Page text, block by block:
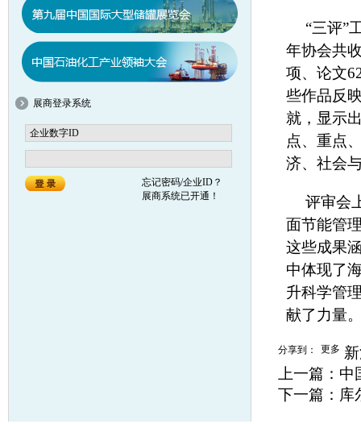
展商登录系统
忘记密码/企业ID？
展商系统已开通！
“三评”
年协会共
项、论文
些作品反
就，显示
点、重点
济、社会
评审会
面节能管
这些成果
中体现了
升科学管
献了力量
分享到： 更多
上一篇： 中
下一篇： 库